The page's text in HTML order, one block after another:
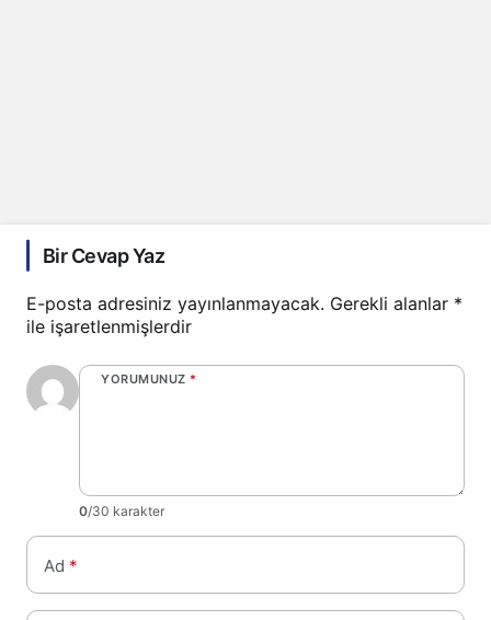
Bir Cevap Yaz
E-posta adresiniz yayınlanmayacak. Gerekli alanlar *
ile işaretlenmişlerdir
YORUMUNUZ *
0/30 karakter
Ad *